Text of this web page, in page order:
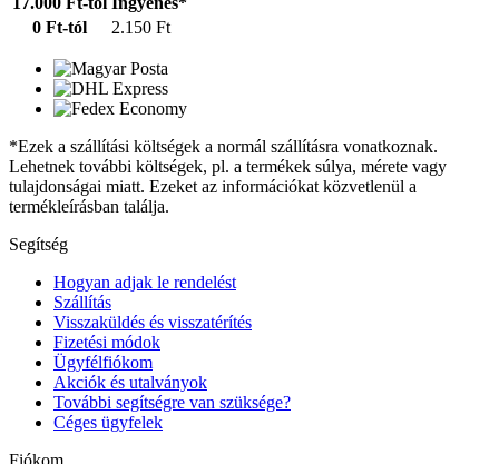
0 Ft-tól
2.150 Ft
*Ezek a szállítási költségek a normál szállításra vonatkoznak.
Lehetnek további költségek, pl. a termékek súlya, mérete vagy
tulajdonságai miatt. Ezeket az információkat közvetlenül a
termékleírásban találja.
Segítség
Hogyan adjak le rendelést
Szállítás
Visszaküldés és visszatérítés
Fizetési módok
Ügyfélfiókom
Akciók és utalványok
További segítségre van szüksége?
Céges ügyfelek
Fiókom